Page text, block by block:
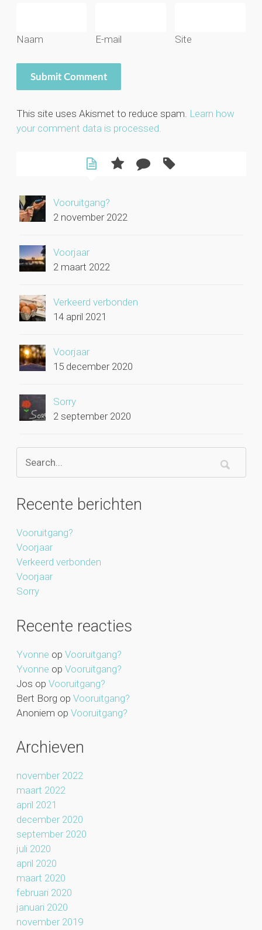
Naam E-mail Site
This site uses Akismet to reduce spam. Learn how
your comment data is processed.
Vooruitgang?
2 november 2022
Voorjaar
2 maart 2022
Verkeerd verbonden
14 april 2021
Voorjaar
15 december 2020
Sorry
2 september 2020
Recente berichten
Vooruitgang?
Voorjaar
Verkeerd verbonden
Voorjaar
Sorry
Recente reacties
Yvonne op Vooruitgang?
Yvonne op Vooruitgang?
Jos op Vooruitgang?
Bert Borg op Vooruitgang?
Anoniem op Vooruitgang?
Archieven
november 2022
maart 2022
april 2021
december 2020
september 2020
juli 2020
april 2020
maart 2020
februari 2020
januari 2020
november 2019